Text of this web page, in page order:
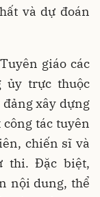
và dự đoán
giáo các
ủy trực thuộc
xây dựng
tác tuyên
chiến sĩ và
thi. Đặc biệt,
nội dung, thể